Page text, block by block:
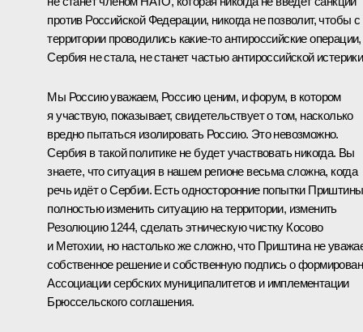
против Российской Федерации, никогда не позволит, чтобы с
территории проводились какие-то антироссийские
Сербия не стала, не станет частью антироссийской
Мы Россию уважаем, Россию ценим, и форум, в котором
я участвую, показывает, свидетельствует о том, насколько
вредно пытаться изолировать Россию. Это невозможно.
Сербия в такой политике не будет участвовать никогда. Вы
знаете, что ситуация в нашем регионе весьма сложна, когда
речь идёт о Сербии. Есть односторонние попытки Приштины
полностью изменить ситуацию на территории, изменить
Резолюцию 1244, сделать этническую чистку Косово
и Метохии, но настолько же сложно, что Приштина не
собственное решение и собственную подпись о
Ассоциации сербских муниципалитетов и имплементации
Брюссельского соглашения.